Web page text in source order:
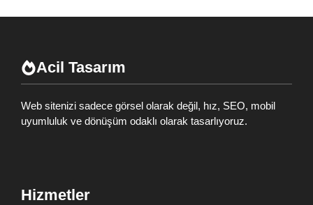
Acil Tasarım
Web sitenizi sadece görsel olarak değil, hız, SEO, mobil
uyumluluk ve dönüşüm odaklı olarak tasarlıyoruz.
Hizmetler